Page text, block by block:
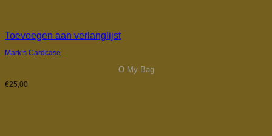
Toevoegen aan verlanglijst
Mark’s Cardcase
O My Bag
€25,00